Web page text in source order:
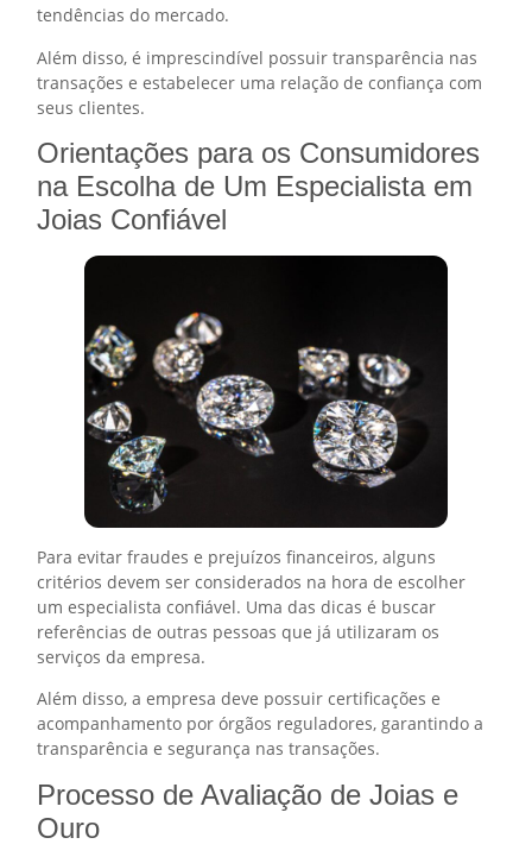
tendências do mercado.
Além disso, é imprescindível possuir transparência nas
transações e estabelecer uma relação de confiança com
seus clientes.
Orientações para os Consumidores
na Escolha de Um Especialista em
Joias Confiável
Para evitar fraudes e prejuízos financeiros, alguns
critérios devem ser considerados na hora de escolher
um especialista confiável. Uma das dicas é buscar
referências de outras pessoas que já utilizaram os
serviços da empresa.
Além disso, a empresa deve possuir certificações e
acompanhamento por órgãos reguladores, garantindo a
transparência e segurança nas transações.
Processo de Avaliação de Joias e
Ouro